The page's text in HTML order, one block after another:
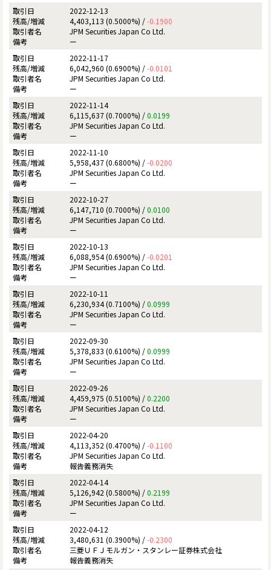
2022-12-13
4,403,113 (0.5000%) /-0.1900
JPM Securities Japan Co Ltd.
ー
2022-11-17
6,042,960 (0.6900%) /-0.0101
JPM Securities Japan Co Ltd.
ー
2022-11-14
6,115,637 (0.7000%) /0.0199
JPM Securities Japan Co Ltd.
ー
2022-11-10
5,958,437 (0.6800%) /-0.0200
JPM Securities Japan Co Ltd.
ー
2022-10-27
6,147,710 (0.7000%) /0.0100
JPM Securities Japan Co Ltd.
ー
2022-10-13
6,088,954 (0.6900%) /-0.0201
JPM Securities Japan Co Ltd.
ー
2022-10-11
6,230,934 (0.7100%) /0.0999
JPM Securities Japan Co Ltd.
ー
2022-09-30
5,378,833 (0.6100%) /0.0999
JPM Securities Japan Co Ltd.
ー
2022-09-26
4,459,975 (0.5100%) /0.2200
JPM Securities Japan Co Ltd.
ー
2022-04-20
4,113,352 (0.4700%) /-0.1100
JPM Securities Japan Co Ltd.
報告義務消失
2022-04-14
5,126,942 (0.5800%) /0.2199
JPM Securities Japan Co Ltd.
ー
2022-04-12
3,480,631 (0.3900%) /-0.2300
三菱ＵＦＪモルガン・スタンレー証券株式会社
報告義務消失